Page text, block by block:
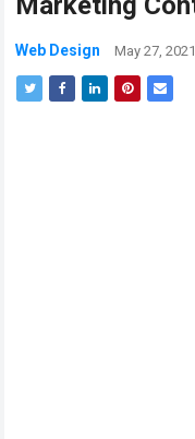
Web Design May 27, 2021